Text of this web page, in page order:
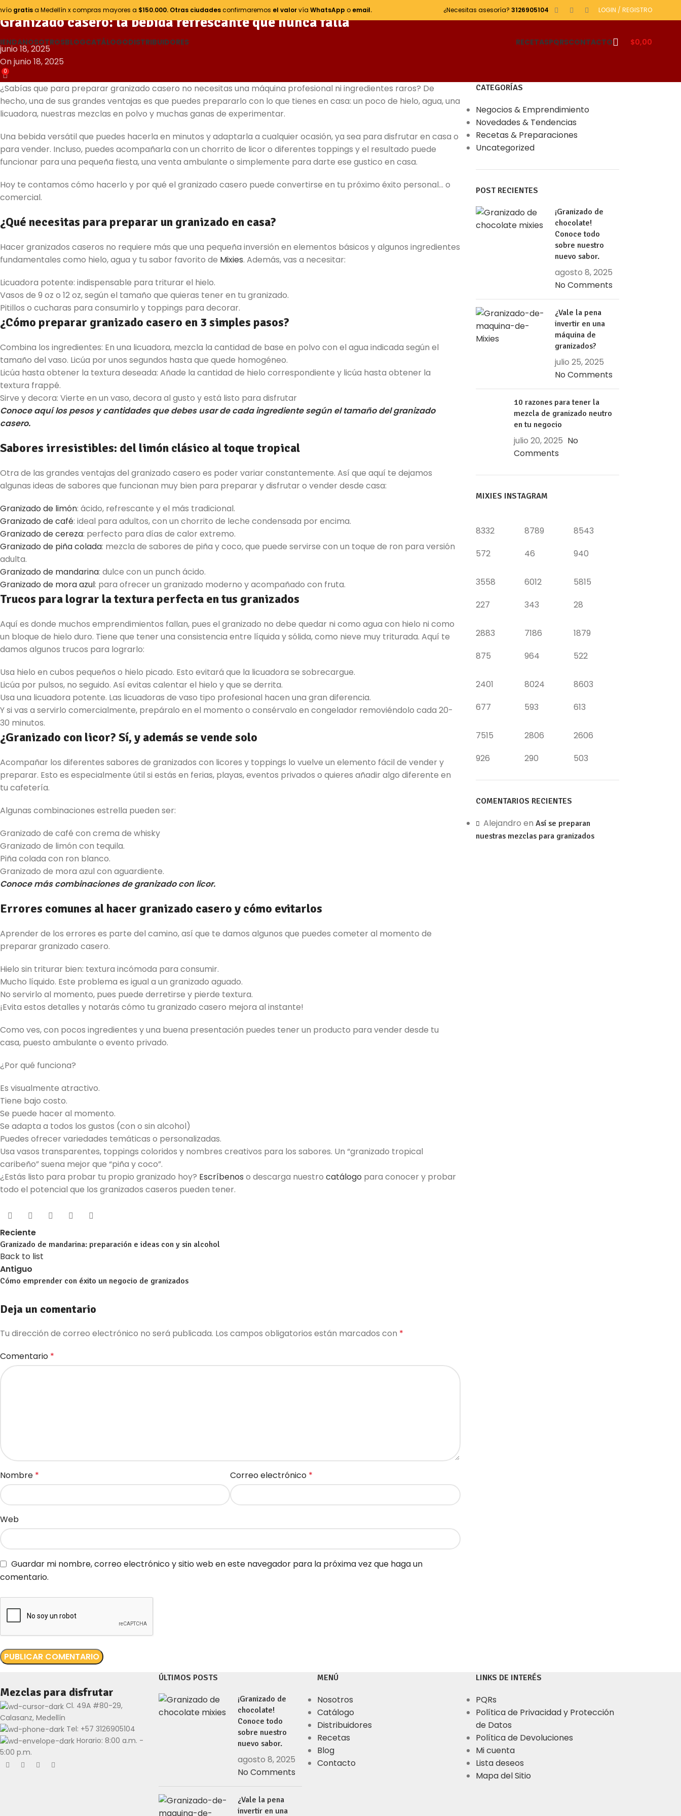
gratisa Medellín x compras mayores a $150.000. Otras ciudadesconfirmaremos el valorvía WhatsApp o email. ¿Necesitas asesoría? 3126905104 LOGIN / REGISTRO
NOSOTROSBLOGCATÁLOGODISTRIBUIDORES RECETASPQRSCONTACTO $0,00
Negocios & Emprendimiento
Granizado casero: la bebida refrescante que nunca falla
junio 18, 2025
On junio 18, 2025
0
¿Sabías que para preparar granizado casero no necesitas una máquina profesional ni ingredientes raros? De
hecho, una de sus grandes ventajas es que puedes prepararlo con lo que tienes en casa: un poco de hielo, agua, una
licuadora, nuestras mezclas en polvo y muchas ganas de experimentar.
Una bebida versátil que puedes hacerla en minutos y adaptarla a cualquier ocasión, ya sea para disfrutar en casa o
para vender. Incluso, puedes acompañarla con un chorrito de licor o diferentes toppings y el resultado puede
funcionar para una pequeña fiesta, una venta ambulante o simplemente para darte ese gustico en casa.
Hoy te contamos cómo hacerlo y por qué el granizado casero puede convertirse en tu próximo éxito personal… o
comercial.
¿Qué necesitas para preparar un granizado en casa?
Hacer granizados caseros no requiere más que una pequeña inversión en elementos básicos y algunos ingredientes
fundamentales como hielo, agua y tu sabor favorito de Mixies. Además, vas a necesitar:
Licuadora potente: indispensable para triturar el hielo.
Vasos de 9 oz o 12 oz, según el tamaño que quieras tener en tu granizado.
Pitillos o cucharas para consumirlo y toppings para decorar.
¿Cómo preparar granizado casero en 3 simples pasos?
Combina los ingredientes: En una licuadora, mezcla la cantidad de base en polvo con el agua indicada según el
tamaño del vaso. Licúa por unos segundos hasta que quede homogéneo.
Licúa hasta obtener la textura deseada: Añade la cantidad de hielo correspondiente y licúa hasta obtener la
textura frappé.
Sirve y decora: Vierte en un vaso, decora al gusto y está listo para disfrutar
Conoce aquí los pesos y cantidades que debes usar de cada ingrediente según el tamaño del granizado
casero.
Sabores irresistibles: del limón clásico al toque tropical
Otra de las grandes ventajas del granizado casero es poder variar constantemente. Así que aquí te dejamos
algunas ideas de sabores que funcionan muy bien para preparar y disfrutar o vender desde casa:
Granizado de limón: ácido, refrescante y el más tradicional.
Granizado de café: ideal para adultos, con un chorrito de leche condensada por encima.
Granizado de cereza: perfecto para días de calor extremo.
Granizado de piña colada: mezcla de sabores de piña y coco, que puede servirse con un toque de ron para versión
adulta.
Granizado de mandarina: dulce con un punch ácido.
Granizado de mora azul: para ofrecer un granizado moderno y acompañado con fruta.
Trucos para lograr la textura perfecta en tus granizados
Aquí es donde muchos emprendimientos fallan, pues el granizado no debe quedar ni como agua con hielo ni como
un bloque de hielo duro. Tiene que tener una consistencia entre líquida y sólida, como nieve muy triturada. Aquí te
damos algunos trucos para lograrlo:
Usa hielo en cubos pequeños o hielo picado. Esto evitará que la licuadora se sobrecargue.
Licúa por pulsos, no seguido. Así evitas calentar el hielo y que se derrita.
Usa una licuadora potente. Las licuadoras de vaso tipo profesional hacen una gran diferencia.
Y si vas a servirlo comercialmente, prepáralo en el momento o consérvalo en congelador removiéndolo cada 20-
30 minutos.
¿Granizado con licor? Sí, y además se vende solo
Acompañar los diferentes sabores de granizados con licores y toppings lo vuelve un elemento fácil de vender y
preparar. Esto es especialmente útil si estás en ferias, playas, eventos privados o quieres añadir algo diferente en
tu cafetería.
Algunas combinaciones estrella pueden ser:
Granizado de café con crema de whisky
Granizado de limón con tequila.
Piña colada con ron blanco.
Granizado de mora azul con aguardiente.
Conoce más combinaciones de granizado con licor.
Errores comunes al hacer granizado casero y cómo evitarlos
Aprender de los errores es parte del camino, así que te damos algunos que puedes cometer al momento de
preparar granizado casero.
Hielo sin triturar bien: textura incómoda para consumir.
Mucho líquido. Este problema es igual a un granizado aguado.
No servirlo al momento, pues puede derretirse y pierde textura.
¡Evita estos detalles y notarás cómo tu granizado casero mejora al instante!
Como ves, con pocos ingredientes y una buena presentación puedes tener un producto para vender desde tu
casa, puesto ambulante o evento privado.
¿Por qué funciona?
Es visualmente atractivo.
Tiene bajo costo.
Se puede hacer al momento.
Se adapta a todos los gustos (con o sin alcohol)
Puedes ofrecer variedades temáticas o personalizadas.
Usa vasos transparentes, toppings coloridos y nombres creativos para los sabores. Un “granizado tropical
caribeño” suena mejor que “piña y coco”.
¿Estás listo para probar tu propio granizado hoy? Escríbenos o descarga nuestro catálogo para conocer y probar
todo el potencial que los granizados caseros pueden tener.
Reciente
Granizado de mandarina: preparación e ideas con y sin alcohol
Back to list
Antiguo
Cómo emprender con éxito un negocio de granizados
Deja un comentario
Tu dirección de correo electrónico no será publicada. Los campos obligatorios están marcados con *
Comentario *
Nombre * Correo electrónico *
Web
Guardar mi nombre, correo electrónico y sitio web en este navegador para la próxima vez que haga un
comentario.
CATEGORÍAS
Negocios & Emprendimiento
Novedades & Tendencias
Recetas & Preparaciones
Uncategorized
POST RECIENTES
¡Granizado de
chocolate!
Conoce todo
sobre nuestro
nuevo sabor.
agosto 8, 2025
No Comments
¿Vale la pena
invertir en una
máquina de
granizados?
julio 25, 2025
No Comments
10 razones para tener la
mezcla de granizado neutro
en tu negocio
julio 20, 2025 No
Comments
MIXIES INSTAGRAM
8332
572
8789
46
8543
940
3558
227
6012
343
5815
28
2883
875
7186
964
1879
522
2401
677
8024
593
8603
613
7515
926
2806
290
2606
503
COMENTARIOS RECIENTES
Alejandro en Así se preparan
nuestras mezclas para granizados
Mezclas para disfrutar
Cl. 49A #80-29,
Calasanz, Medellín
Tel: +57 3126905104
Horario: 8:00 a.m. -
5:00 p.m.
ÚLTIMOS POSTS
¡Granizado de
chocolate!
Conoce todo
sobre nuestro
nuevo sabor.
agosto 8, 2025
No Comments
¿Vale la pena
invertir en una
MENÚ
Nosotros
Catálogo
Distribuidores
Recetas
Blog
Contacto
LINKS DE INTERÉS
PQRs
Política de Privacidad y Protección
de Datos
Política de Devoluciones
Mi cuenta
Lista deseos
Mapa del Sitio